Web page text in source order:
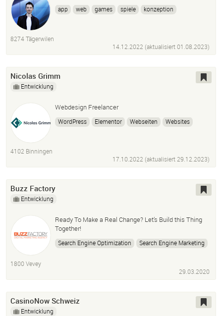
app web games spiele
konzeption
8274 Tägerwilen
14.12.2022 (aktualisiert01.08.2023)
Nicolas Grimm
Entwicklung
Webdesign Freelancer
WordPress Elementor Webseiten
Websites
4102 Binningen
17.10.2022 (aktualisiert29.12.2023)
Buzz Factory
Entwicklung
Ready To Make a Real Change? Let’s Build this Thing
Together!
Search Engine Optimization
Search Engine Marketing
1800 Vevey
29.03.2020
CasinoNow Schweiz
Entwicklung